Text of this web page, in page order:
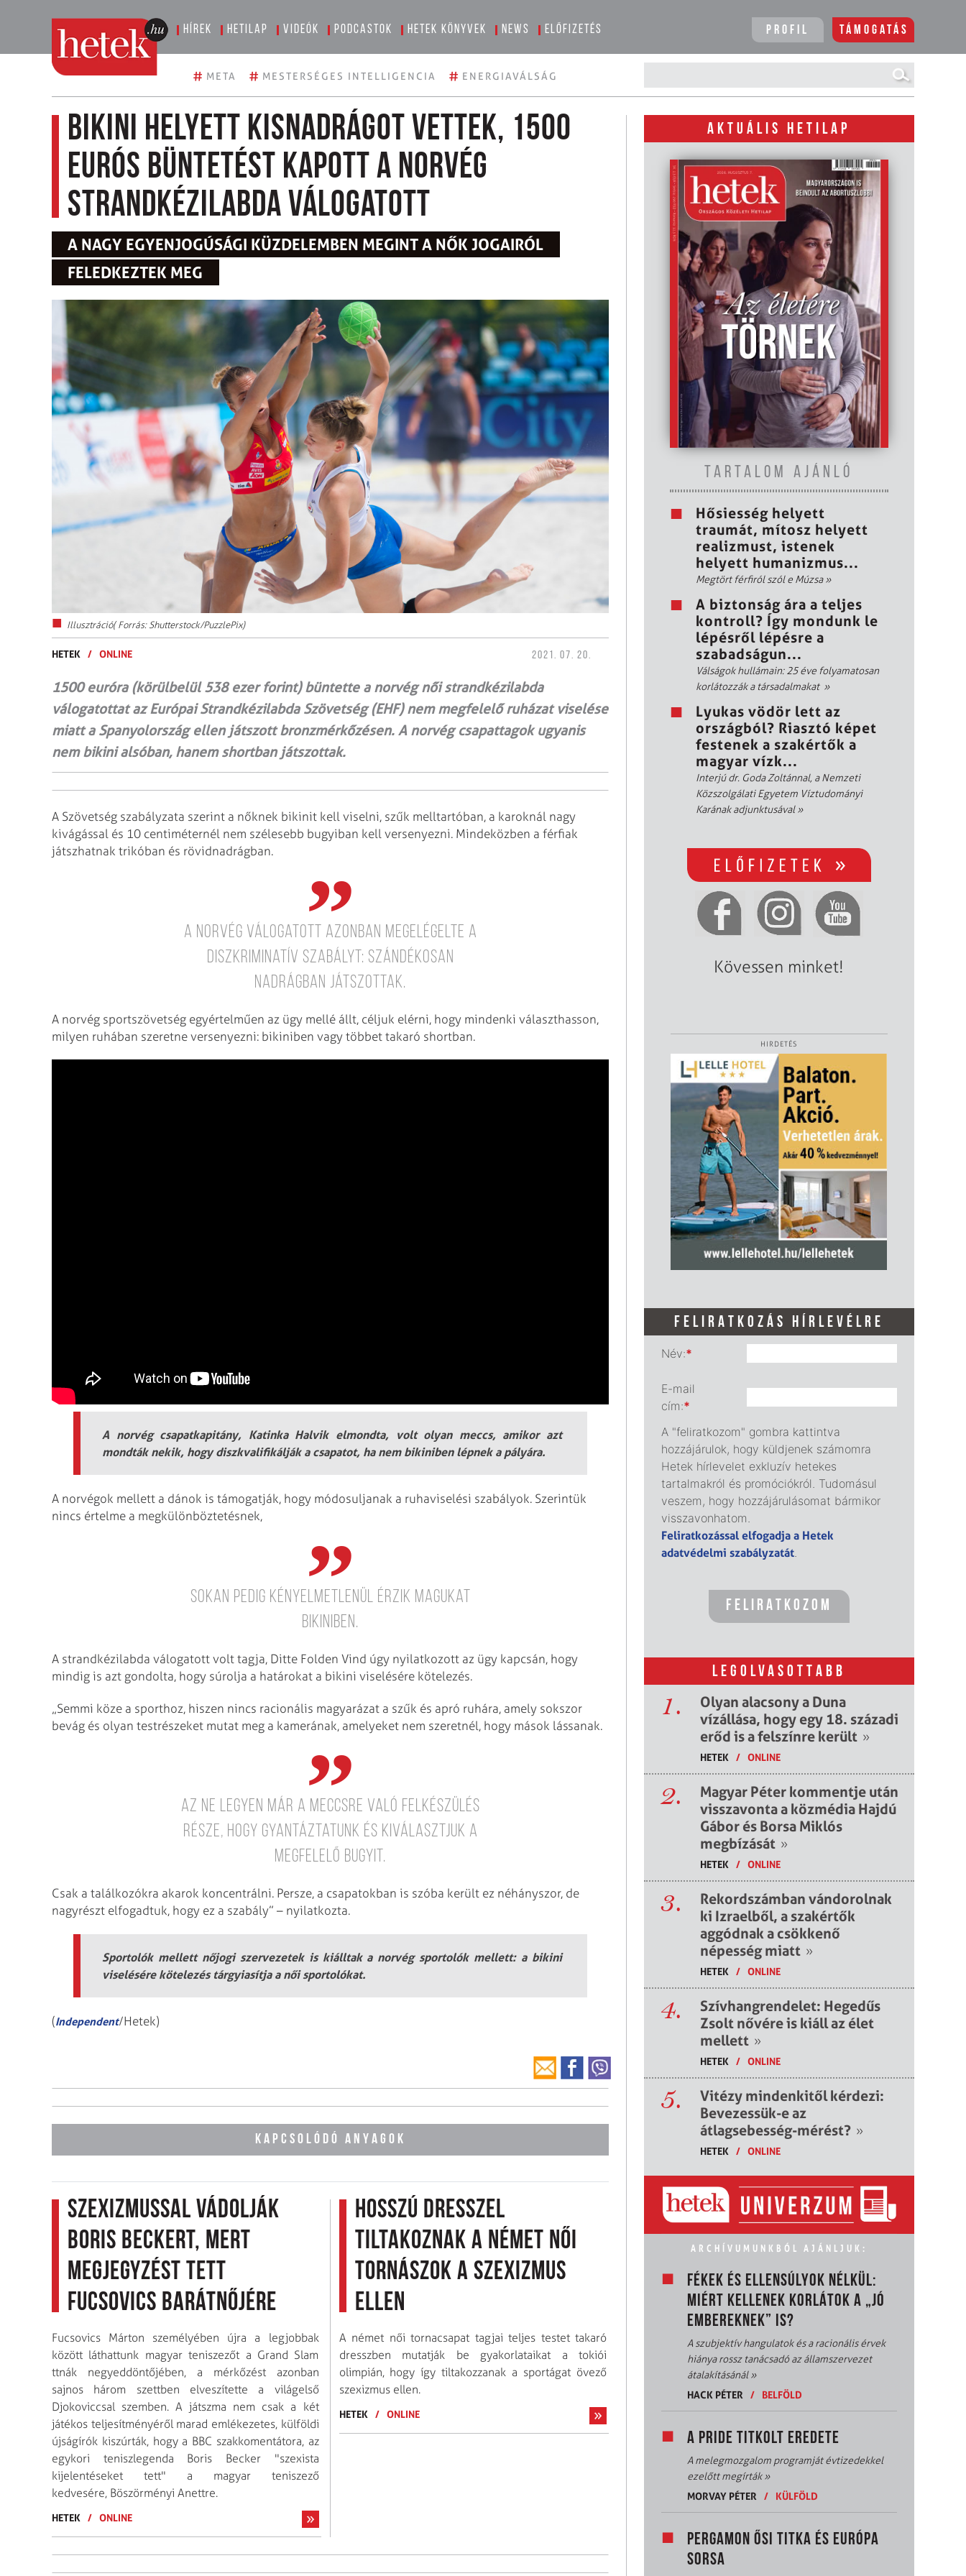
Hírek Hetilap Videók Podcastok Hetek könyvek News Előfizetés Profil Támogatás
# META # MESTERSÉGES INTELLIGENCIA # ENERGIAVÁLSÁG
Bikini helyett kisnadrágot vettek, 1500
eurós büntetést kapott a norvég
strandkézilabda válogatott
A NAGY EGYENJOGÚSÁGI KÜZDELEMBEN MEGINT A NŐK JOGAIRÓL
FELEDKEZTEK MEG
Illusztráció( Forrás: Shutterstock/PuzzlePix)
HETEK / ONLINE 2021. 07. 20.
1500 euróra (körülbelül 538 ezer forint) büntette a norvég női strandkézilabda
válogatottat az Európai Strandkézilabda Szövetség (EHF) nem megfelelő ruházat viselése
miatt a Spanyolország ellen játszott bronzmérkőzésen. A norvég csapattagok ugyanis
nem bikini alsóban, hanem shortban játszottak.
A Szövetség szabályzata szerint a nőknek bikinit kell viselni, szűk melltartóban, a karoknál nagy
kivágással és 10 centiméternél nem szélesebb bugyiban kell versenyezni. Mindeközben a férfiak
játszhatnak trikóban és rövidnadrágban.
A norvég válogatott azonban megelégelte a
diszkriminatív szabályt: szándékosan
nadrágban játszottak.
A norvég sportszövetség egyértelműen az ügy mellé állt, céljuk elérni, hogy mindenki választhasson,
milyen ruhában szeretne versenyezni: bikiniben vagy többet takaró shortban.
A norvég csapatkapitány, Katinka Halvik elmondta, volt olyan meccs, amikor azt
mondták nekik, hogy diszkvalifikálják a csapatot, ha nem bikiniben lépnek a pályára.
A norvégok mellett a dánok is támogatják, hogy módosuljanak a ruhaviselési szabályok. Szerintük
nincs értelme a megkülönböztetésnek,
sokan pedig kényelmetlenül érzik magukat
bikiniben.
A strandkézilabda válogatott volt tagja, Ditte Folden Vind úgy nyilatkozott az ügy kapcsán, hogy
mindig is azt gondolta, hogy súrolja a határokat a bikini viselésére kötelezés.
„Semmi köze a sporthoz, hiszen nincs racionális magyarázat a szűk és apró ruhára, amely sokszor
bevág és olyan testrészeket mutat meg a kamerának, amelyeket nem szeretnél, hogy mások lássanak.
Az ne legyen már a meccsre való felkészülés
része, hogy gyantáztatunk és kiválasztjuk a
megfelelő bugyit.
Csak a találkozókra akarok koncentrálni. Persze, a csapatokban is szóba került ez néhányszor, de
nagyrészt elfogadtuk, hogy ez a szabály” – nyilatkozta.
Sportolók mellett nőjogi szervezetek is kiálltak a norvég sportolók mellett: a bikini
viselésére kötelezés tárgyiasítja a női sportolókat.
(Independent/Hetek)
KAPCSOLÓDÓ ANYAGOK
Szexizmussal vádolják
Boris Beckert, mert
megjegyzést tett
Fucsovics barátnőjére
Fucsovics Márton személyében újra a legjobbak
között láthattunk magyar teniszezőt a Grand Slam
ttnák negyeddöntőjében, a mérkőzést azonban
sajnos három szettben elveszítette a világelső
Djokoviccsal szemben. A játszma nem csak a két
játékos teljesítményéről marad emlékezetes, külföldi
újságírók kiszúrták, hogy a BBC szakkomentátora, az
egykori teniszlegenda Boris Becker "szexista
kijelentéseket tett" a magyar teniszező
kedvesére, Böszörményi Anettre.
HETEK / ONLINE
Hosszú dresszel
tiltakoznak a német női
tornászok a szexizmus
ellen
A német női tornacsapat tagjai teljes testet takaró
dresszben mutatják be gyakorlataikat a tokiói
olimpián, hogy így tiltakozzanak a sportágat övező
szexizmus ellen.
HETEK / ONLINE
AKTUÁLIS HETILAP
TARTALOM AJÁNLÓ
Hősiesség helyett
traumát, mítosz helyett
realizmust, istenek
helyett humanizmus...
Megtört férfiról szól e Múzsa»
A biztonság ára a teljes
kontroll? Így mondunk le
lépésről lépésre a
szabadságun...
Válságok hullámain: 25 éve folyamatosan
korlátozzák a társadalmakat »
Lyukas vödör lett az
országból? Riasztó képet
festenek a szakértők a
magyar vízk...
Interjú dr. Goda Zoltánnal, a Nemzeti
Közszolgálati Egyetem Víztudományi
Karának adjunktusával»
Kövessen minket!
HIRDETÉS
FELIRATKOZÁS HÍRLEVÉLRE
Név:*
E-mail
cím:*
A "feliratkozom" gombra kattintva
hozzájárulok, hogy küldjenek számomra
Hetek hírlevelet exkluzív hetekes
tartalmakról és promóciókról. Tudomásul
veszem, hogy hozzájárulásomat bármikor
visszavonhatom.
Feliratkozással elfogadja a Hetek
adatvédelmi szabályzatát
LEGOLVASOTTABB
1.
Olyan alacsony a Duna
vízállása, hogy egy 18. századi
erőd is a felszínre került »
HETEK / ONLINE
2.
Magyar Péter kommentje után
visszavonta a közmédia Hajdú
Gábor és Borsa Miklós
megbízását »
HETEK / ONLINE
3.
Rekordszámban vándorolnak
ki Izraelből, a szakértők
aggódnak a csökkenő
népesség miatt »
HETEK / ONLINE
4.
Szívhangrendelet: Hegedűs
Zsolt nővére is kiáll az élet
mellett »
HETEK / ONLINE
5.
Vitézy mindenkitől kérdezi:
Bevezessük-e az
átlagsebesség-mérést? »
HETEK / ONLINE
ARCHÍVUMUNKBÓL AJÁNLJUK:
FÉKEK ÉS ELLENSÚLYOK NÉLKÜL:
MIÉRT KELLENEK KORLÁTOK A „JÓ
EMBEREKNEK” IS?
A szubjektív hangulatok és a racionális érvek
hiánya rossz tanácsadó az államszervezet
átalakításánál»
HACK PÉTER
/ BELFÖLD
A PRIDE TITKOLT EREDETE
A melegmozgalom programját évtizedekkel
ezelőtt megírták»
MORVAY PÉTER
/ KÜLFÖLD
PERGAMON ŐSI TITKA ÉS EURÓPA
SORSA